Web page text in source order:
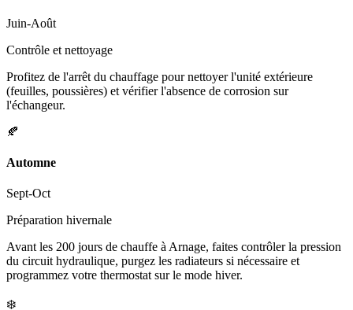
Juin-Août
Contrôle et nettoyage
Profitez de l'arrêt du chauffage pour nettoyer l'unité extérieure
(feuilles, poussières) et vérifier l'absence de corrosion sur
l'échangeur.
🍂
Automne
Sept-Oct
Préparation hivernale
Avant les 200 jours de chauffe à Arnage, faites contrôler la pression
du circuit hydraulique, purgez les radiateurs si nécessaire et
programmez votre thermostat sur le mode hiver.
❄️